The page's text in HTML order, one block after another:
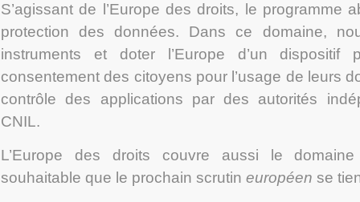
S’agissant de l’Europe des droits, le programme
protection des données. Dans ce domaine,
instruments et doter l’Europe d’un dispositif
consentement des citoyens pour l’usage de leurs
contrôle des applications par des autorités
CNIL.
L’Europe des droits couvre aussi le
souhaitable que le prochain scrutin européen se